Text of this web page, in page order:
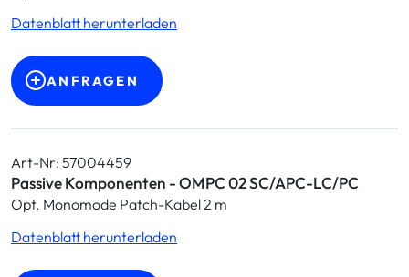
Datenblatt herunterladen
ANFRAGEN
Art-Nr: 57004459
Passive Komponenten - OMPC 02 SC/APC-LC/PC
Opt. Monomode Patch-Kabel 2 m
Datenblatt herunterladen